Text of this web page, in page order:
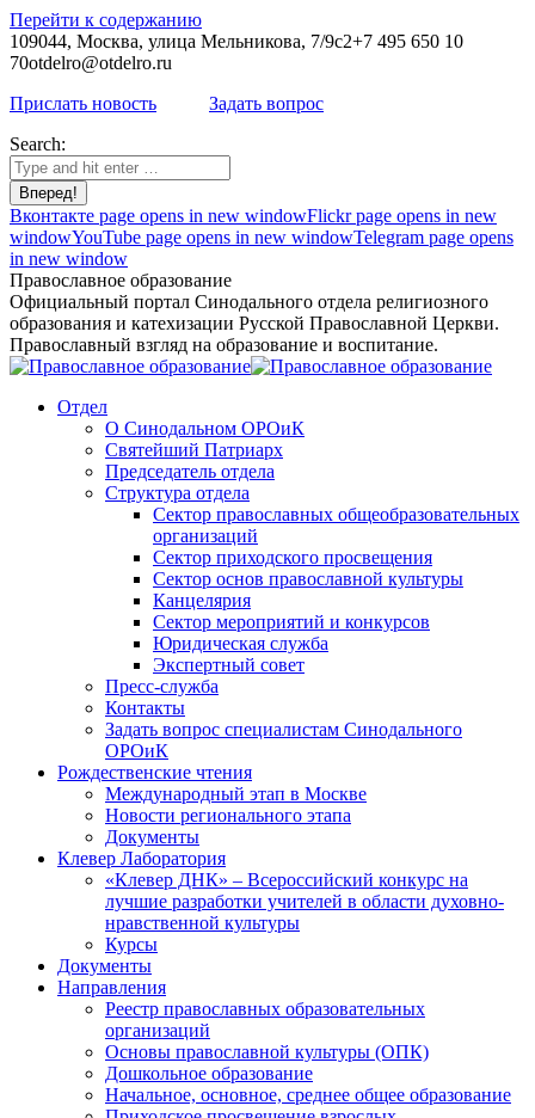
Перейти к содержанию
109044, Москва, улица Мельникова, 7/9с2+7 495 650 10
70otdelro@otdelro.ru
Прислать новость
Задать вопрос
Search:
Вконтакте page opens in new windowFlickr page opens in new
windowYouTube page opens in new windowTelegram page opens
in new window
Православное образование
Официальный портал Синодального отдела религиозного
образования и катехизации Русской Православной Церкви.
Православный взгляд на образование и воспитание.
Отдел
О Синодальном ОРОиК
Святейший Патриарх
Председатель отдела
Структура отдела
Сектор православных общеобразовательных
организаций
Сектор приходского просвещения
Сектор основ православной культуры
Канцелярия
Сектор мероприятий и конкурсов
Юридическая служба
Экспертный совет
Пресс-служба
Контакты
Задать вопрос специалистам Синодального
ОРОиК
Рождественские чтения
Международный этап в Москве
Новости регионального этапа
Документы
Клевер Лаборатория
«Клевер ДНК» – Всероссийский конкурс на
лучшие разработки учителей в области духовно-
нравственной культуры
Курсы
Документы
Направления
Реестр православных образовательных
организаций
Основы православной культуры (ОПК)
Дошкольное образование
Начальное, основное, среднее общее образование